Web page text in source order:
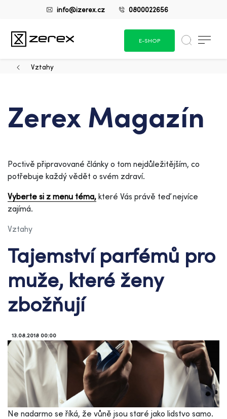
info@izerex.cz 0800022656
E-SHOP
Vztahy
Zerex Magazín
Poctivě připravované články o tom nejdůležitějším, co
potřebuje každý vědět o svém zdraví.
Vyberte si z menu téma, které Vás právě teď nejvíce
zajímá.
Vztahy
Tajemství parfémů pro
muže, které ženy
zbožňují
13.08.2018 00:00
Ne nadarmo se říká, že vůně jsou staré jako lidstvo samo.